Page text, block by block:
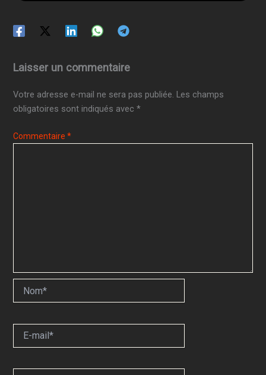
Laisser un commentaire
Votre adresse e-mail ne sera pas publiée. Les champs
obligatoires sont indiqués avec*
Commentaire*
mail*